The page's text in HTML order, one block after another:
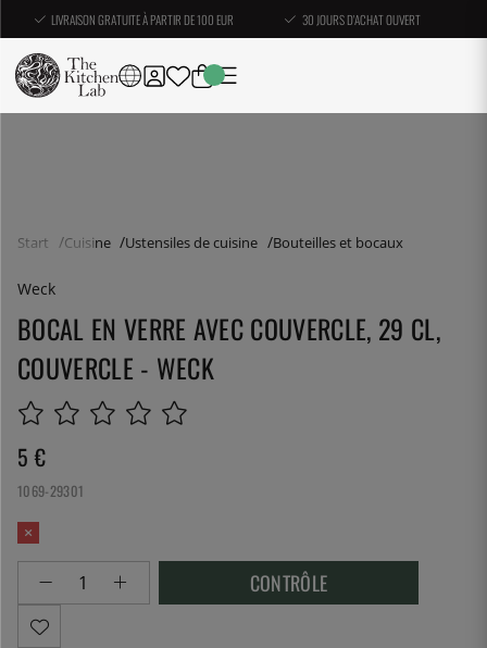
LIVRAISON GRATUITE À PARTIR DE 100 EUR 30 JOURS D'ACHAT OUVERT
Start Cuisine Ustensiles de cuisine Bouteilles et bocaux
Weck
BOCAL EN VERRE AVEC COUVERCLE, 29 CL,
COUVERCLE - WECK
5 €
1069-29301
CONTRÔLE